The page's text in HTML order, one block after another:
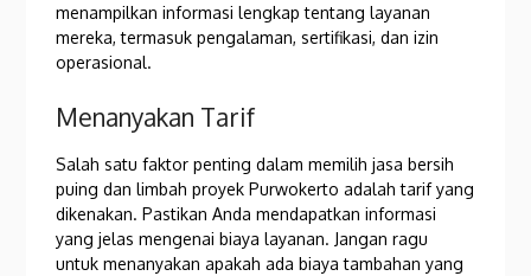
menampilkan informasi lengkap tentang layanan
mereka, termasuk pengalaman, sertifikasi, dan izin
operasional.
Menanyakan Tarif
Salah satu faktor penting dalam memilih jasa bersih
puing dan limbah proyek Purwokerto adalah tarif yang
dikenakan. Pastikan Anda mendapatkan informasi
yang jelas mengenai biaya layanan. Jangan ragu
untuk menanyakan apakah ada biaya tambahan yang